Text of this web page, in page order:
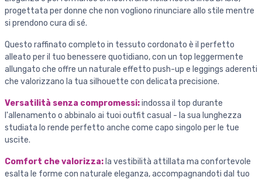
progettata per donne che non vogliono rinunciare allo stile mentre
si prendono cura di sé.
Questo raffinato completo in tessuto cordonato è il perfetto
alleato per il tuo benessere quotidiano, con un top leggermente
allungato che offre un naturale effetto push-up e leggings aderenti
che valorizzano la tua silhouette con delicata precisione.
Versatilità senza compromessi:indossa il top durante
l'allenamento o abbinalo ai tuoi outfit casual - la sua lunghezza
studiata lo rende perfetto anche come capo singolo per le tue
uscite.
Comfort che valorizza: la vestibilità attillata ma confortevole
esalta le forme con naturale eleganza, accompagnandoti dal tuo